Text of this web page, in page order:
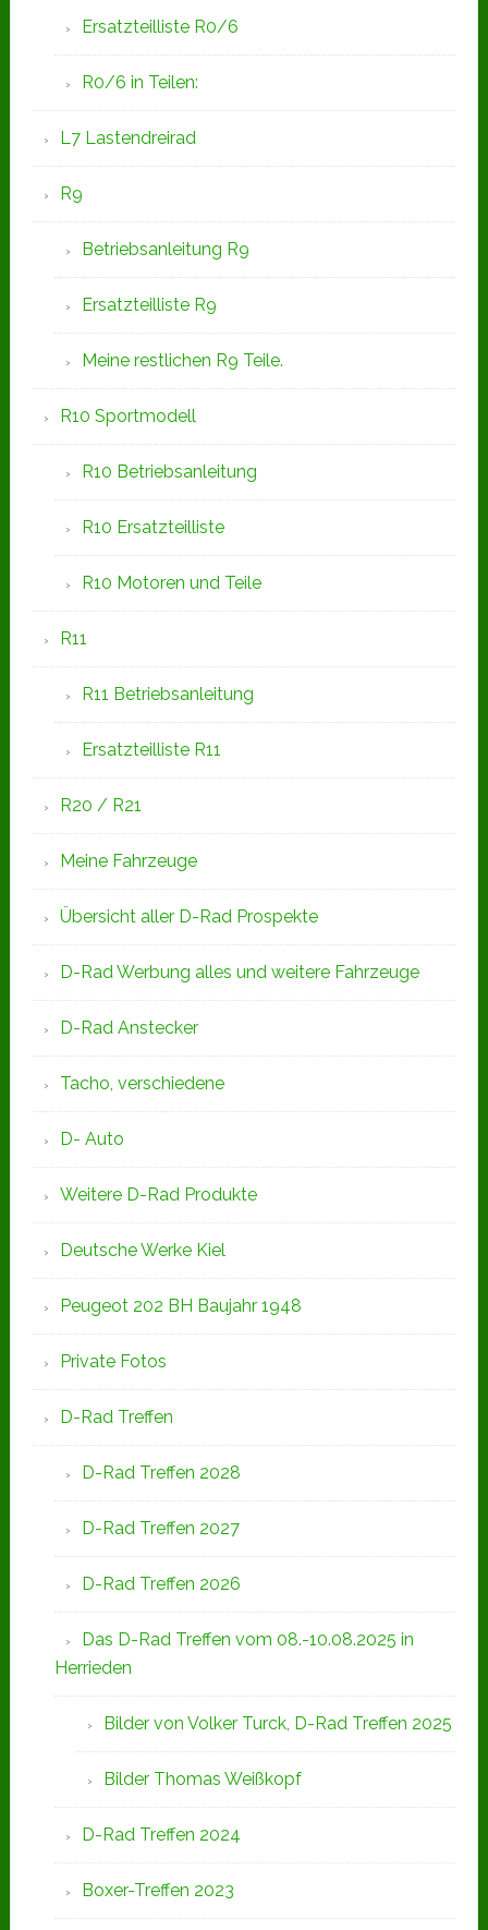
Ersatzteilliste R0/6
R0/6 in Teilen:
L7 Lastendreirad
R9
Betriebsanleitung R9
Ersatzteilliste R9
Meine restlichen R9 Teile.
R10 Sportmodell
R10 Betriebsanleitung
R10 Ersatzteilliste
R10 Motoren und Teile
R11
R11 Betriebsanleitung
Ersatzteilliste R11
R20 / R21
Meine Fahrzeuge
Übersicht aller D-Rad Prospekte
D-Rad Werbung alles und weitere Fahrzeuge
D-Rad Anstecker
Tacho, verschiedene
D- Auto
Weitere D-Rad Produkte
Deutsche Werke Kiel
Peugeot 202 BH Baujahr 1948
Private Fotos
D-Rad Treffen
D-Rad Treffen 2028
D-Rad Treffen 2027
D-Rad Treffen 2026
Das D-Rad Treffen vom 08.-10.08.2025 in
Herrieden
Bilder von Volker Turck, D-Rad Treffen 2025
Bilder Thomas Weißkopf
D-Rad Treffen 2024
Boxer-Treffen 2023